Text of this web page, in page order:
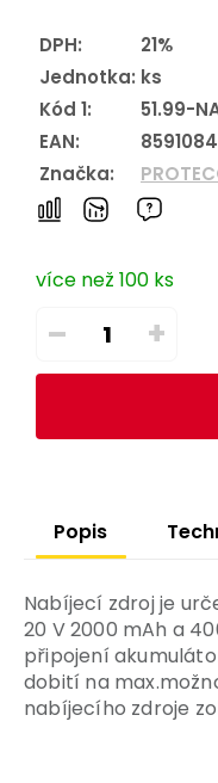
DPH:
21%
Jednotka: ks
Kód 1:
51.99-
EAN:
Značka:
více než 100 ks
– +
Popis
Nabíjecí zdroj je
20 V 2000 mAh a
připojení
dobití na
nabíjecího zdroje